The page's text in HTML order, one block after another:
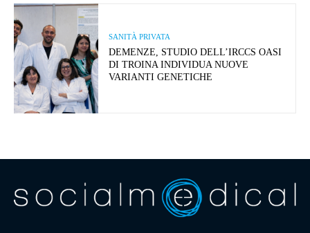
SANITÀ PRIVATA
DEMENZE, STUDIO DELL’IRCCS OASI
DI TROINA INDIVIDUA NUOVE
VARIANTI GENETICHE